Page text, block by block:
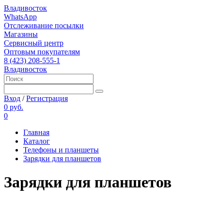
Владивосток
WhatsApp
Отслеживание посылки
Магазины
Сервисный центр
Оптовым покупателям
8 (423) 208-555-1
Владивосток
Вход /Регистрация
0 руб.
0
Главная
Каталог
Телефоны и планшеты
Зарядки для планшетов
Зарядки для планшетов